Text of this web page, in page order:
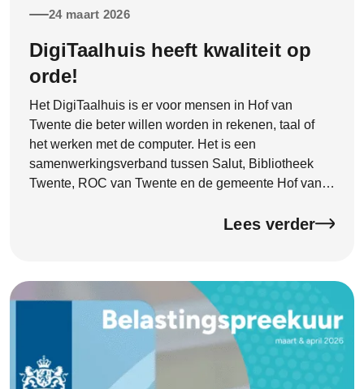
24 maart 2026
DigiTaalhuis heeft kwaliteit op
orde!
Het DigiTaalhuis is er voor mensen in Hof van
Twente die beter willen worden in rekenen, taal of
het werken met de computer. Het is een
samenwerkingsverband tussen Salut, Bibliotheek
Twente, ROC van Twente en de gemeente Hof van
officieel kwaliteitscertificaat ontvangen van de
onthuld door wethouder Hannie Rohaan. Met dit
certificaat laat het DigiTaalhuis zien dat de kwaliteit
goed op orde is en dat je kunt rekenen op goede
Lees verder